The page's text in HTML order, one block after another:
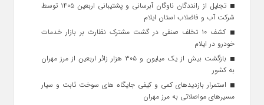
تجلیل از رانندگان ناوگان آبرسانی و پشتیبانی اربعین ۱۴۰۵ توسط
شرکت آب و فاضلاب استان ایلام
کشف ۱۰ تخلف صنفی در گشت مشترک نظارت بر بازار خدمات
خودرو در ایلام
بازگشت بیش از یک میلیون و ۳۰۵ هزار زائر اربعین از مرز مهران
به کشور
استمرار بازدیدهای کمی و کیفی جایگاه‌ های سوخت ثابت و سیار
مسیرهای مواصلاتی به مرز مهران